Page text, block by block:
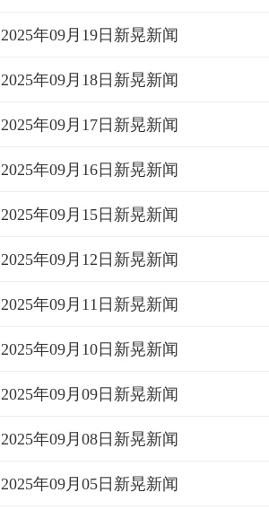
2025年09月19日新晃新闻
2025年09月18日新晃新闻
2025年09月17日新晃新闻
2025年09月16日新晃新闻
2025年09月15日新晃新闻
2025年09月12日新晃新闻
2025年09月11日新晃新闻
2025年09月10日新晃新闻
2025年09月09日新晃新闻
2025年09月08日新晃新闻
2025年09月05日新晃新闻